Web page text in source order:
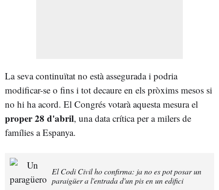
La seva continuïtat no està assegurada i podria
modificar-se o fins i tot decaure en els pròxims mesos si
no hi ha acord. El Congrés votarà aquesta mesura el
proper 28 d'abril, una data crítica per a milers de
famílies a Espanya.
El Codi Civil ho confirma: ja no es pot posar un
paraigüer a l'entrada d'un pis en un edifici